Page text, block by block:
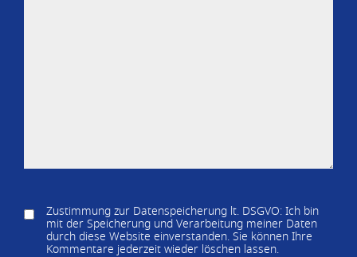
Zustimmung zur Datenspeicherung lt. DSGVO: Ich bin
mit der Speicherung und Verarbeitung meiner Daten
durch diese Website einverstanden. Sie können Ihre
Kommentare jederzeit wieder löschen lassen.